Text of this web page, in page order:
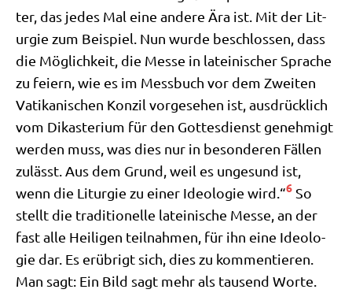
ter, das jedes Mal eine ande­re Ära ist. Mit der Lit­
ur­gie zum Bei­spiel. Nun wur­de beschlos­sen, dass
die Mög­lich­keit, die Mes­se in latei­ni­scher Spra­che
zu fei­ern, wie es im Mess­buch vor dem Zwei­ten
Vati­ka­ni­schen Kon­zil vor­ge­se­hen ist, aus­drück­lich
vom Dik­aste­ri­um für den Got­tes­dienst geneh­migt
wer­den muss, was dies nur in beson­de­ren Fäl­len
zulässt. Aus dem Grund, weil es unge­sund ist,
wenn die Lit­ur­gie zu einer Ideo­lo­gie wird.“6 So
stellt die tra­di­tio­nel­le latei­ni­sche Mes­se, an der
fast alle Hei­li­gen teil­nah­men, für ihn eine Ideo­lo­
gie dar. Es erüb­rigt sich, dies zu kom­men­tie­ren.
Man sagt: Ein Bild sagt mehr als tau­send Wor­te.